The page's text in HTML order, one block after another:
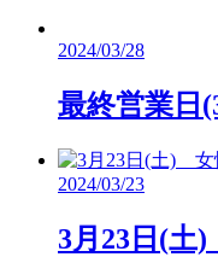
2024/03/28
最終営業日
2024/03/23
3月23日(